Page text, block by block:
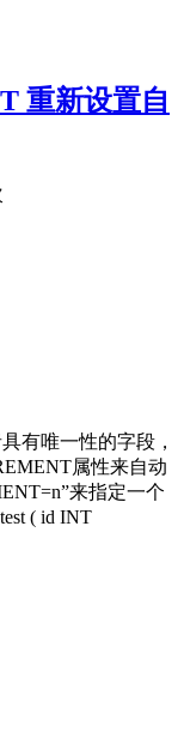
重新设置自
有唯一性的字段，
属性来自动
来指定一个
( id INT